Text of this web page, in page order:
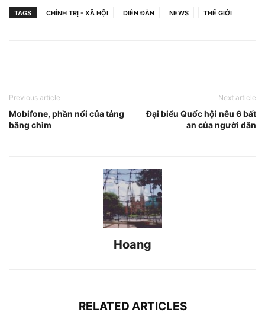
TAGS CHÍNH TRỊ - XÃ HỘI DIỄN ĐÀN NEWS THẾ GIỚI
Previous article
Mobifone, phần nổi của tảng
băng chìm
Next article
Đại biểu Quốc hội nêu 6 bất
an của người dân
Hoang
RELATED ARTICLES